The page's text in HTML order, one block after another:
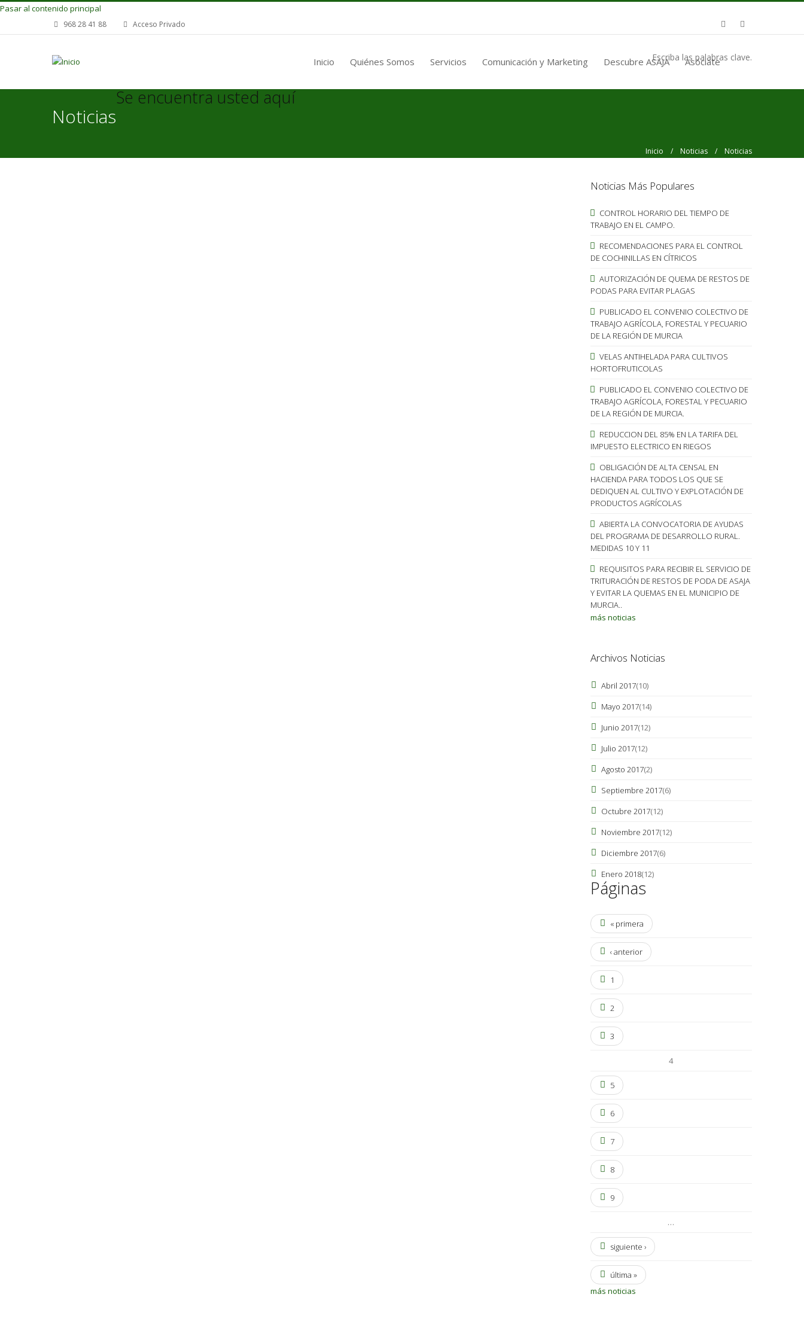
Pasar al contenido principal
968 28 41 88 Acceso Privado
Inicio Quiénes Somos Servicios Comunicación y Marketing Descubre ASAJA Asóciate
Escriba las palabras clave.
Noticias
Se encuentra usted aquí
Inicio / Noticias / Noticias
Noticias Más Populares
CONTROL HORARIO DEL TIEMPO DE
TRABAJO EN EL CAMPO.
RECOMENDACIONES PARA EL CONTROL
DE COCHINILLAS EN CÍTRICOS
AUTORIZACIÓN DE QUEMA DE RESTOS DE
PODAS PARA EVITAR PLAGAS
PUBLICADO EL CONVENIO COLECTIVO DE
TRABAJO AGRÍCOLA, FORESTAL Y PECUARIO
DE LA REGIÓN DE MURCIA
VELAS ANTIHELADA PARA CULTIVOS
HORTOFRUTICOLAS
PUBLICADO EL CONVENIO COLECTIVO DE
TRABAJO AGRÍCOLA, FORESTAL Y PECUARIO
DE LA REGIÓN DE MURCIA.
REDUCCION DEL 85% EN LA TARIFA DEL
IMPUESTO ELECTRICO EN RIEGOS
OBLIGACIÓN DE ALTA CENSAL EN
HACIENDA PARA TODOS LOS QUE SE
DEDIQUEN AL CULTIVO Y EXPLOTACIÓN DE
PRODUCTOS AGRÍCOLAS
ABIERTA LA CONVOCATORIA DE AYUDAS
DEL PROGRAMA DE DESARROLLO RURAL.
MEDIDAS 10 Y 11
REQUISITOS PARA RECIBIR EL SERVICIO DE
TRITURACIÓN DE RESTOS DE PODA DE ASAJA
Y EVITAR LA QUEMAS EN EL MUNICIPIO DE
MURCIA..
más noticias
Archivos Noticias
Abril 2017(10)
Mayo 2017(14)
Junio 2017(12)
Julio 2017(12)
Agosto 2017(2)
Septiembre 2017(6)
Octubre 2017(12)
Noviembre 2017(12)
Diciembre 2017(6)
Enero 2018(12)
Páginas
« primera
‹ anterior
1
2
3
4
5
6
7
8
9
…
siguiente ›
última »
más noticias